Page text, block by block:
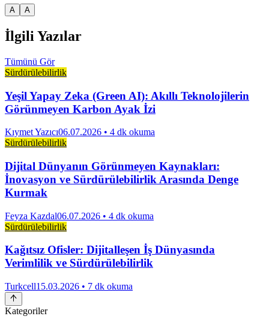
A A
İlgili Yazılar
Tümünü Gör
Sürdürülebilirlik
Yeşil Yapay Zeka (Green AI): Akıllı Teknolojilerin
Görünmeyen Karbon Ayak İzi
Kıymet Yazıcı06.07.2026 • 4 dk okuma
Sürdürülebilirlik
Dijital Dünyanın Görünmeyen Kaynakları:
İnovasyon ve Sürdürülebilirlik Arasında Denge
Kurmak
Feyza Kazdal06.07.2026 • 4 dk okuma
Sürdürülebilirlik
Kağıtsız Ofisler: Dijitalleşen İş Dünyasında
Verimlilik ve Sürdürülebilirlik
Turkcell15.03.2026 • 7 dk okuma
Kategoriler